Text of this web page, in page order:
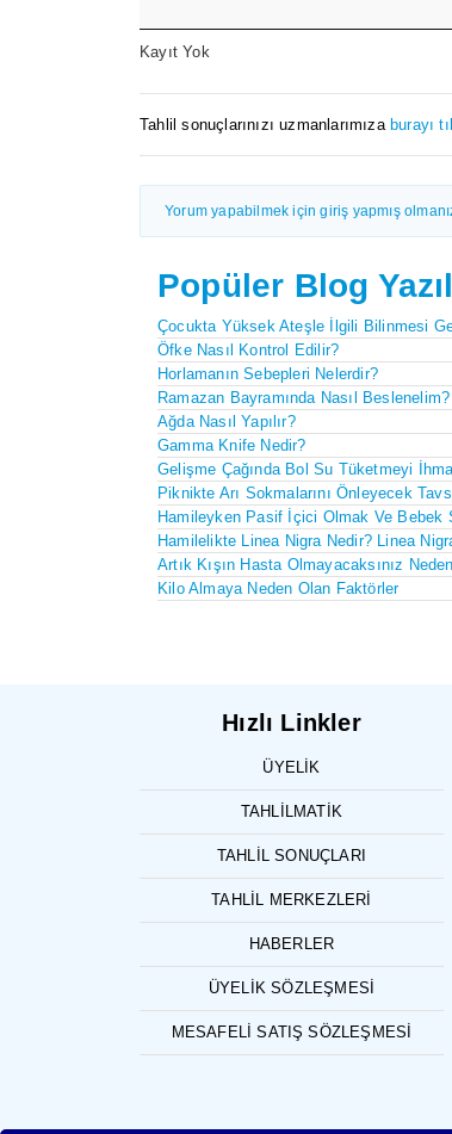
Kayıt Yok
Tahlil sonuçlarınızı uzmanlarımıza burayı
Yorum yapabilmek için giriş yapmış
Popüler Blog
Çocukta Yüksek Ateşle İlgili Bilinmesi
Öfke Nasıl Kontrol Edilir?
Horlamanın Sebepleri Nelerdir?
Ramazan Bayramında Nasıl Beslenelim?
Ağda Nasıl Yapılır?
Gamma Knife Nedir?
Gelişme Çağında Bol Su Tüketmeyi
Piknikte Arı Sokmalarını Önleyecek
Hamileyken Pasif İçici Olmak Ve Bebek
Hamilelikte Linea Nigra Nedir? Linea
Artık Kışın Hasta Olmayacaksınız
Kilo Almaya Neden Olan Faktörler
Hızlı Linkler
ÜYELIK
TAHLILMATIK
TAHLIL SONUÇLARI
TAHLIL MERKEZLERI
HABERLER
ÜYELIK SÖZLEŞMESI
MESAFELI SATIŞ SÖZLEŞMESI